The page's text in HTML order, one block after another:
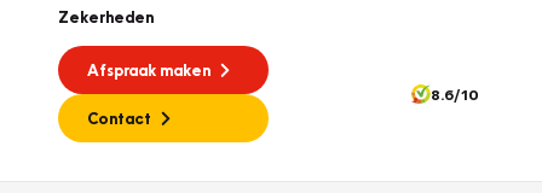
Zekerheden
Afspraak maken
Contact
8.6/10